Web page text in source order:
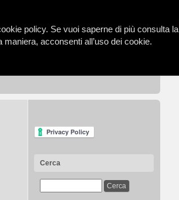
Cerca
policy. Se vuoi saperne di più consulta la
acconsenti all’uso dei cookie.